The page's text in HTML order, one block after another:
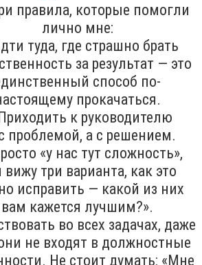
правила, которые помогли
лично мне:
туда, где страшно брать
за результат — это
способ по-
прокачаться.
к руководителю
проблемой, а с решением.
«у нас тут сложность»,
вижу три варианта, как это
исправить — какой из них
вам кажется лучшим?».
во всех задачах, даже
не входят в должностные
Не стоит думать: «Мне